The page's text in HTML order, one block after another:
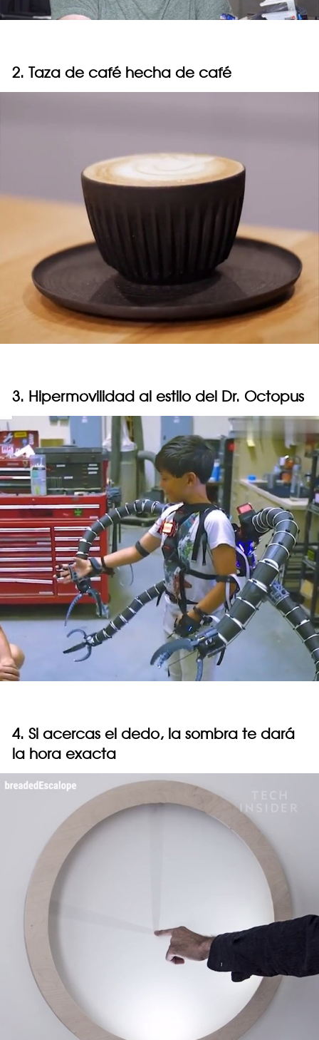
2. Taza de café hecha de café
3. Hipermovilidad al estilo del Dr. Octopus
4. Si acercas el dedo, la sombra te dará
la hora exacta